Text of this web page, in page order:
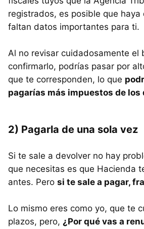
registrados, es posible que haya
faltan datos importantes para ti.
Al no revisar cuidadosamente el
confirmarlo, podrías pasar por
que te corresponden, lo que
pagarías más impuestos de los
2) Pagarla de una sola vez
Si te sale a devolver no hay
que necesitas es que Hacienda
antes. Pero si te sale a pagar,
Lo mismo eres como yo, que te
plazos, pero, ¿Por qué vas a